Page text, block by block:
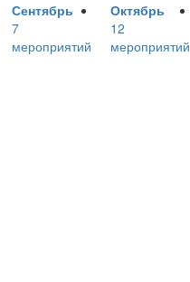
Сентябрь
7
мероприятий
Октябрь
12
мероприятий